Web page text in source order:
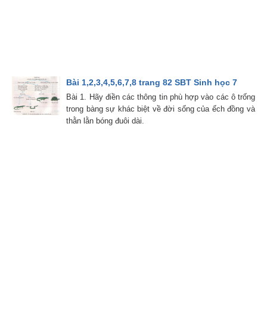
Bài 1,2,3,4,5,6,7,8 trang 82 SBT Sinh học 7
Bài 1. Hãy điền các thông tin phù hợp vào các ô trống
trong bàng sự khác biệt về đời sống của ếch đồng và
thằn lằn bóng đuôi dài.